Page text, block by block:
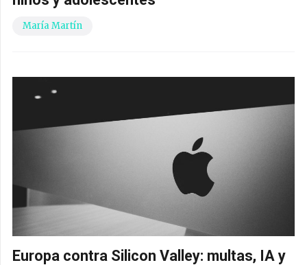
María Martín
Europa contra Silicon Valley: multas, IA y